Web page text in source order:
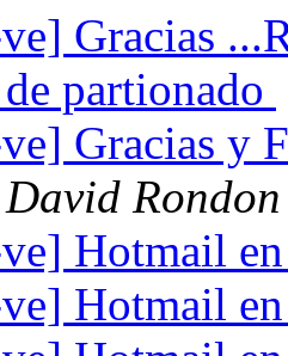
Gracias
partionado
Gracias y
David Rondon
Hotmail
Hotmail